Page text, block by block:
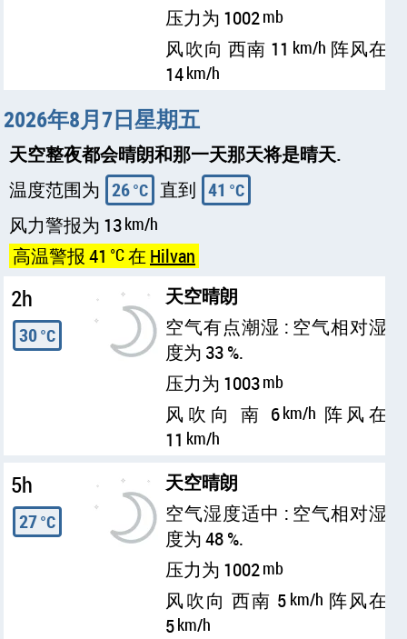
压力为 1002mb
风吹向 西南 11 km/h 阵风在
14km/h
2026年8月7日星期五
天空整夜都会晴朗和那一天那天将是晴天.
温度范围为 26°C 直到 41 °C
风力警报为 13km/h
高温警报 41 °C在 Hilvan
2h
30°C
天空晴朗
空气有点潮湿 : 空气相对湿
度为 33 %.
压力为 1003mb
风吹向 南 6km/h 阵风在
11 km/h
5h
27°C
天空晴朗
空气湿度适中 : 空气相对湿
度为 48 %.
压力为 1002mb
风吹向 西南 5 km/h 阵风在
5km/h